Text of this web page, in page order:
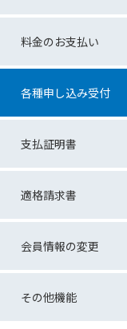
初回ログイン
TOP画面
請求データのダウン
料金のお支払い
料金のお支払い画面
各種申し込み受付
請求書再発行
支払方法変更
支払証明書
料金支払証明書・ご
適格請求書
注意事項
ード
会員情報の変更
会員情報の照会／変更
その他機能